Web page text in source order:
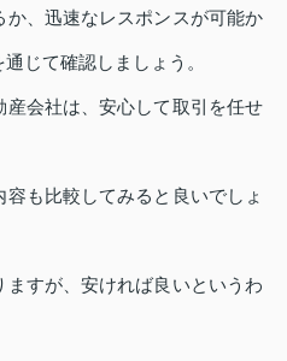
、迅速なレスポンスが可能か
じて確認しましょう。
会社は、安心して取引を任せ
も比較してみると良いでしょ
すが、安ければ良いというわ